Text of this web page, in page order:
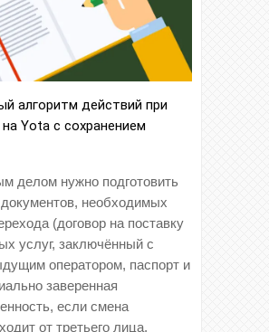
алгоритм действий при
Yota с сохранением
делом нужно подготовить
документов, необходимых
(договор на поставку
услуг, заключённый с
оператором, паспорт и
заверенная
если смена
от третьего лица,